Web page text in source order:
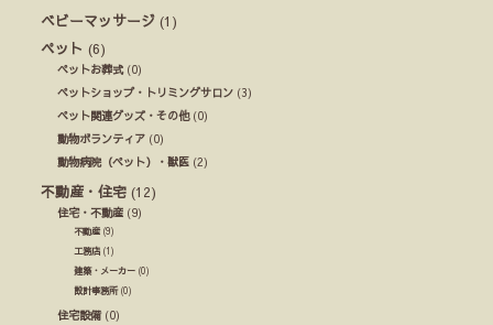
ベビーマッサージ (1)
ペット (6)
ペットお葬式(0)
ペットショップ・トリミングサロン (3)
ペット関連グッズ・その他(0)
動物ボランティア (0)
動物病院（ペット）・獣医 (2)
不動産・住宅 (12)
住宅・不動産 (9)
不動産 (9)
工務店 (1)
建築・メーカー (0)
設計事務所(0)
住宅設備(0)